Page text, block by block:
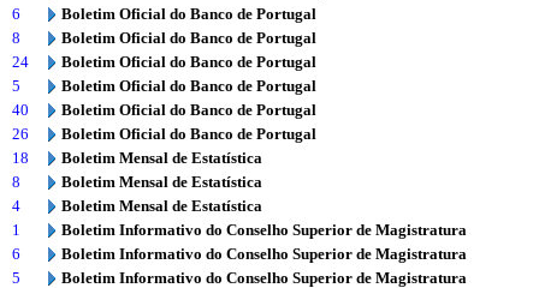
6
Boletim Oficial do Banco de Portugal
8
Boletim Oficial do Banco de Portugal
24
Boletim Oficial do Banco de Portugal
5
Boletim Oficial do Banco de Portugal
40
Boletim Oficial do Banco de Portugal
26
Boletim Oficial do Banco de Portugal
18
Boletim Mensal de Estatística
8
Boletim Mensal de Estatística
4
Boletim Mensal de Estatística
1
Boletim Informativo do Conselho Superior de Magistratura
6
Boletim Informativo do Conselho Superior de Magistratura
5
Boletim Informativo do Conselho Superior de Magistratura